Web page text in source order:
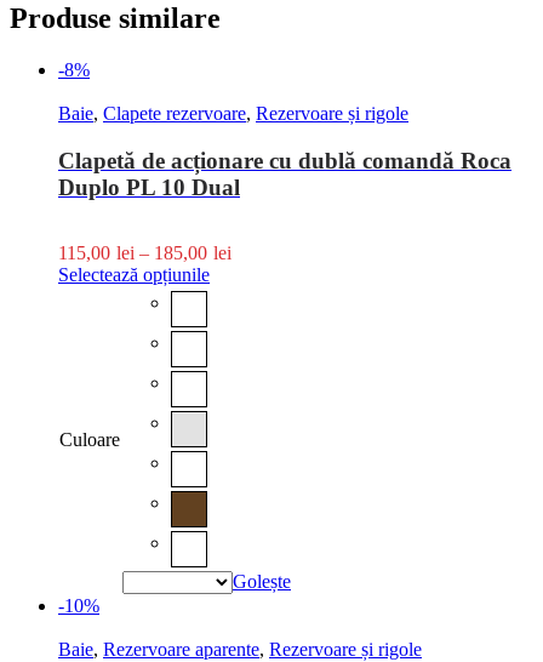
Produse similare
-8%
Baie, Clapete rezervoare, Rezervoare și rigole
Clapetă de acționare cu dublă comandă Roca
Duplo PL 10 Dual
115,00 lei – 185,00 lei
Selectează opțiunile
Culoare
Golește
-10%
Baie, Rezervoare aparente, Rezervoare și rigole